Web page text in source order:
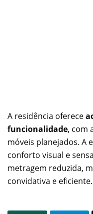
A residência oferece
funcionalidade, com
móveis planejados. A
conforto visual e
metragem reduzida,
convidativa e eficiente.